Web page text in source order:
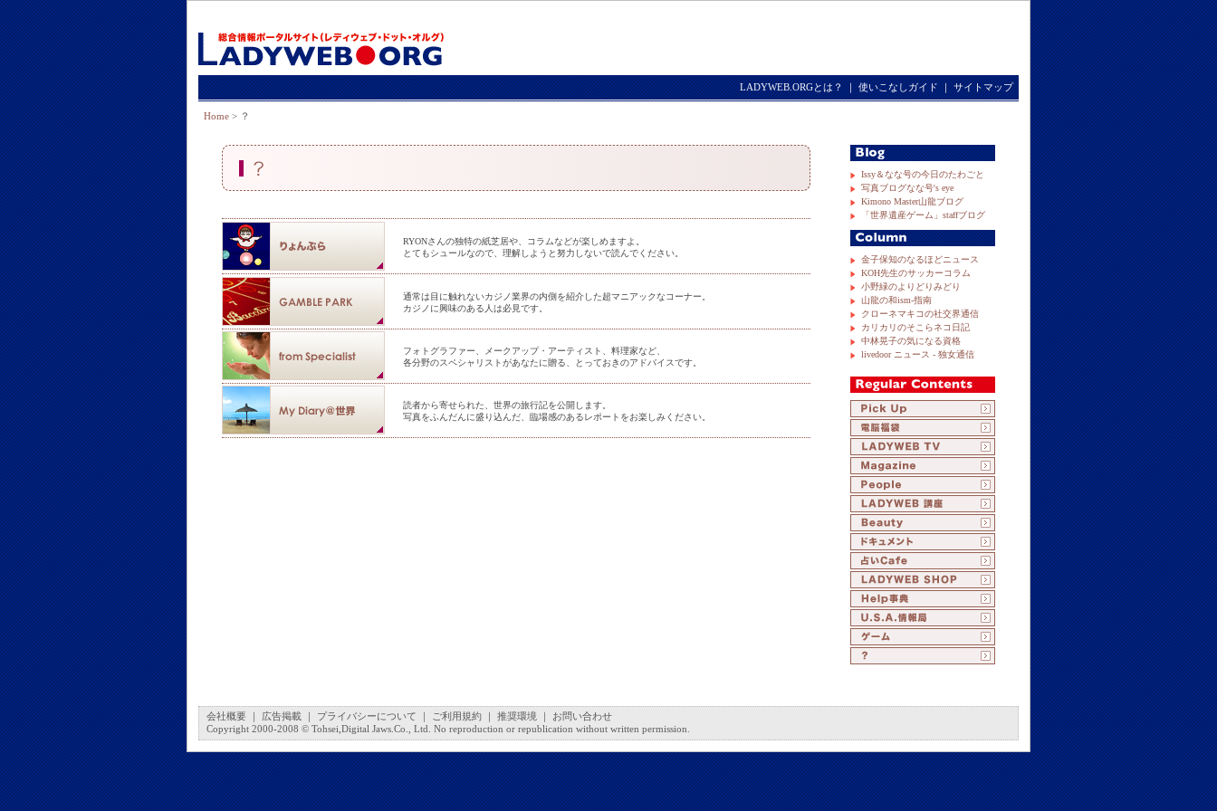
LADYWEB.ORGとは？｜使いこなしガイド｜サイトマップ
Home > ？
RYONさんの独特の紙芝居や、コラムなどが楽しめますよ。
とてもシュールなので、理解しようと努力しないで読んでください。
通常は目に触れないカジノ業界の内側を紹介した超マニアックなコーナー。
カジノに興味のある人は必見です。
フォトグラファー、メークアップ・アーティスト、料理家など、
各分野のスペシャリストがあなたに贈る、とっておきのアドバイスです。
読者から寄せられた、世界の旅行記を公開します。
写真をふんだんに盛り込んだ、臨場感のあるレポートをお楽しみください。
会社概要 広告掲載 プライバシーについて ご利用規約 推奨環境
お問い合わせ
Copyright 2000-2008 © Tohsei,Digital Jaws.Co., Ltd. No reproduction or republication without written permission.